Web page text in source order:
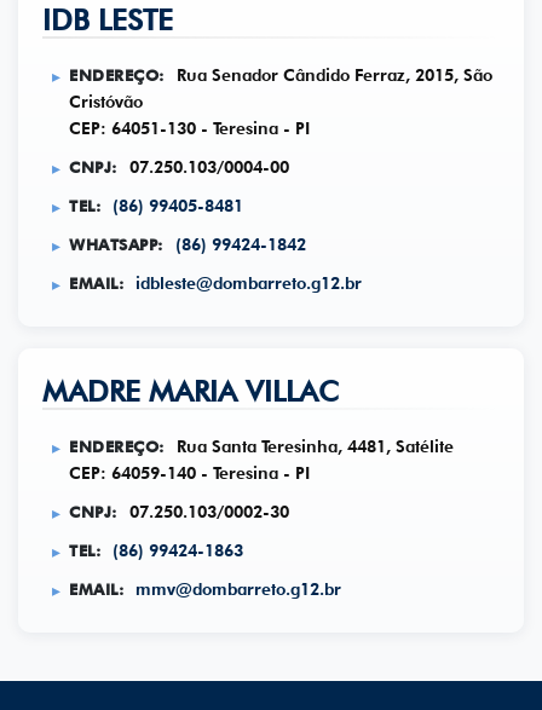
IDB LESTE
ENDEREÇO:
Rua Senador Cândido Ferraz, 2015, São
Cristóvão
CEP: 64051-130 - Teresina - PI
CNPJ:
07.250.103/0004-00
TEL:
(86) 99405-8481
WHATSAPP:
(86) 99424-1842
EMAIL:
idbleste@dombarreto.g12.br
MADRE MARIA VILLAC
ENDEREÇO:
Rua Santa Teresinha, 4481, Satélite
CEP: 64059-140 - Teresina - PI
CNPJ:
07.250.103/0002-30
TEL:
(86) 99424-1863
EMAIL:
mmv@dombarreto.g12.br